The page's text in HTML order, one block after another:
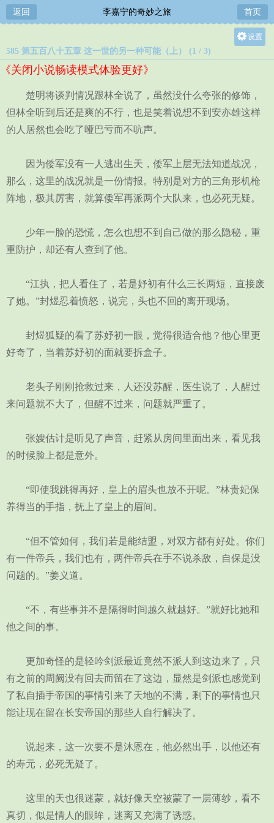
返回 李嘉宁的奇妙之旅 首页
设置
中
小
585 第五百八十五章 这一世的另一种可能（上） (1 / 3)
《关闭小说畅读模式体验更好》
楚明将谈判情况跟林全说了，虽然没什么夸张的修饰，
但林全听到后还是爽的不行，也是笑着说想不到安亦雄这样
的人居然也会吃了哑巴亏而不吭声。
因为倭军没有一人逃出生天，倭军上层无法知道战况，
那么，这里的战况就是一份情报。特别是对方的三角形机枪
阵地，极其厉害，就算倭军再派两个大队来，也必死无疑。
少年一脸的恐慌，怎么也想不到自己做的那么隐秘，重
重防护，却还有人查到了他。
“江执，把人看住了，若是妤初有什么三长两短，直接废
了她。”封煜忍着愤怒，说完，头也不回的离开现场。
封煜狐疑的看了苏妤初一眼，觉得很适合他？他心里更
好奇了，当着苏妤初的面就要拆盒子。
老头子刚刚抢救过来，人还没苏醒，医生说了，人醒过
来问题就不大了，但醒不过来，问题就严重了。
张嫂估计是听见了声音，赶紧从房间里面出来，看见我
的时候脸上都是意外。
“即使我跳得再好，皇上的眉头也放不开呢。”林贵妃保
养得当的手指，抚上了皇上的眉间。
“但不管如何，我们若是能结盟，对双方都有好处。你们
有一件帝兵，我们也有，两件帝兵在手不说杀敌，自保是没
问题的。”姜义道。
“不，有些事并不是隔得时间越久就越好。”就好比她和
他之间的事。
更加奇怪的是轻吟剑派最近竟然不派人到这边来了，只
有之前的周阙没有回去而留在了这边，显然是剑派也感觉到
了私自插手帝国的事情引来了天地的不满，剩下的事情也只
能让现在留在长安帝国的那些人自行解决了。
说起来，这一次要不是沐恩在，他必然出手，以他还有
的寿元，必死无疑了。
这里的天也很迷蒙，就好像天空被蒙了一层薄纱，看不
真切，似是情人的眼眸，迷离又充满了诱惑。